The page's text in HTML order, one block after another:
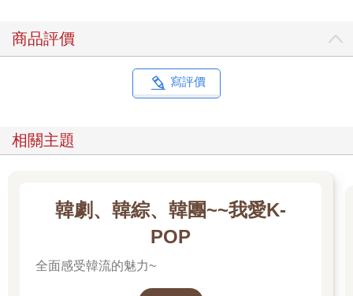
商品評價
寫評價
相關主題
韓劇、韓綜、韓團~~我愛K-
POP
全面感受韓流的魅力~